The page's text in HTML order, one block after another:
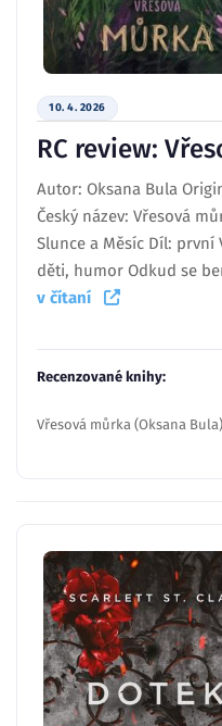
10. 4. 2026
RC review:
Autor: Oksana Bula
Český název: Vřesová
Slunce a Měsíc Díl: první
děti, humor Odkud se
v čítaní
Recenzované knihy:
Vřesová můrka (Oksana Bula)